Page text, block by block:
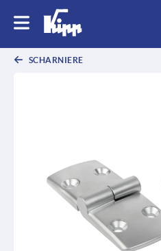
SCHARNIERE